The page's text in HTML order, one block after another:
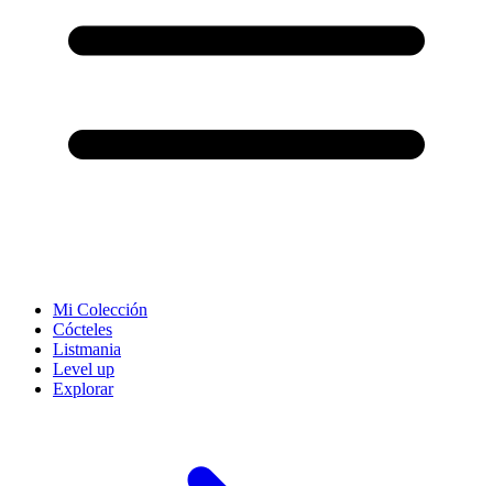
Mi Colección
Cócteles
Listmania
Level up
Explorar